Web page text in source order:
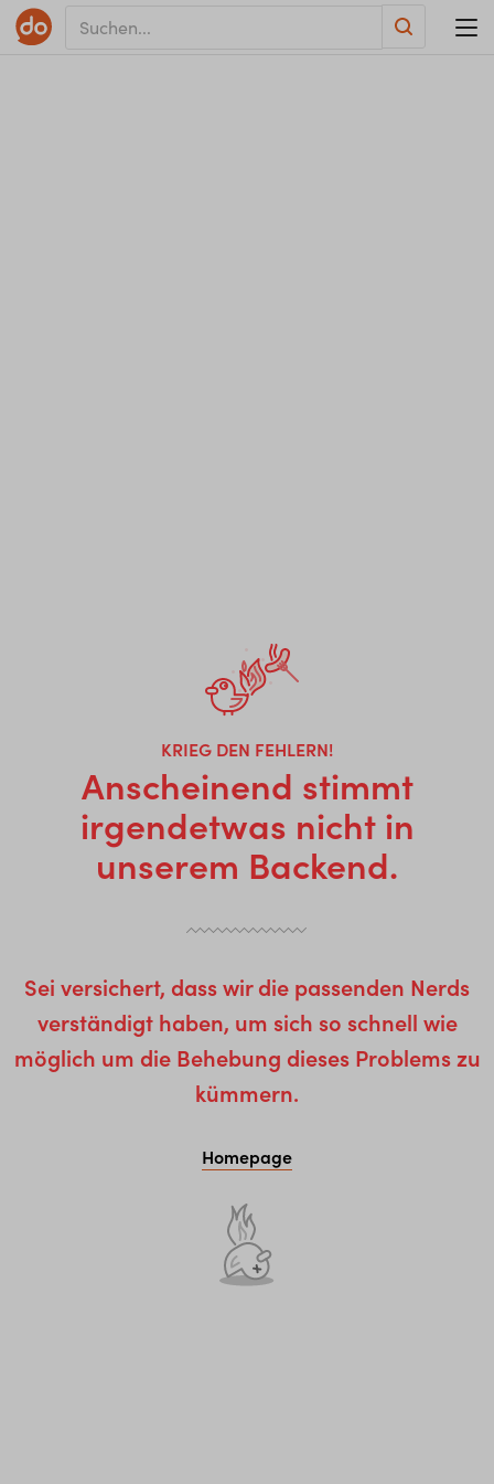
KRIEG DEN FEHLERN!
Anscheinend stimmt
irgendetwas nicht in
unserem Backend.
Sei versichert, dass wir die passenden Nerds
verständigt haben, um sich so schnell wie
möglich um die Behebung dieses Problems zu
kümmern.
Homepage